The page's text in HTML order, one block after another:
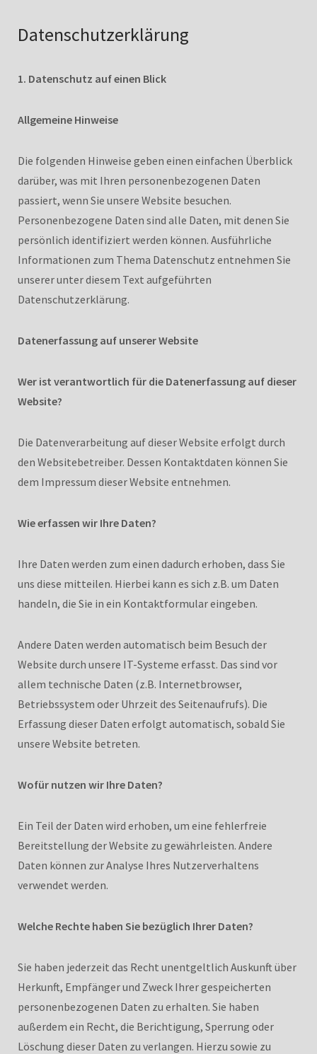
Datenschutzerklärung
1. Datenschutz auf einen Blick
Allgemeine Hinweise
Die folgenden Hinweise geben einen einfachen Überblick
darüber, was mit Ihren personenbezogenen Daten
passiert, wenn Sie unsere Website besuchen.
Personenbezogene Daten sind alle Daten, mit denen Sie
persönlich identifiziert werden können. Ausführliche
Informationen zum Thema Datenschutz entnehmen Sie
unserer unter diesem Text aufgeführten
Datenschutzerklärung.
Datenerfassung auf unserer Website
Wer ist verantwortlich für die Datenerfassung auf dieser
Website?
Die Datenverarbeitung auf dieser Website erfolgt durch
den Websitebetreiber. Dessen Kontaktdaten können Sie
dem Impressum dieser Website entnehmen.
Wie erfassen wir Ihre Daten?
Ihre Daten werden zum einen dadurch erhoben, dass Sie
uns diese mitteilen. Hierbei kann es sich z.B. um Daten
handeln, die Sie in ein Kontaktformular eingeben.
Andere Daten werden automatisch beim Besuch der
Website durch unsere IT-Systeme erfasst. Das sind vor
allem technische Daten (z.B. Internetbrowser,
Betriebssystem oder Uhrzeit des Seitenaufrufs). Die
Erfassung dieser Daten erfolgt automatisch, sobald Sie
unsere Website betreten.
Wofür nutzen wir Ihre Daten?
Ein Teil der Daten wird erhoben, um eine fehlerfreie
Bereitstellung der Website zu gewährleisten. Andere
Daten können zur Analyse Ihres Nutzerverhaltens
verwendet werden.
Welche Rechte haben Sie bezüglich Ihrer Daten?
Sie haben jederzeit das Recht unentgeltlich Auskunft über
Herkunft, Empfänger und Zweck Ihrer gespeicherten
personenbezogenen Daten zu erhalten. Sie haben
außerdem ein Recht, die Berichtigung, Sperrung oder
Löschung dieser Daten zu verlangen. Hierzu sowie zu